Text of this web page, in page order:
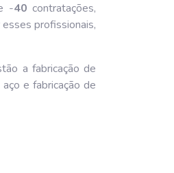
-40 contratações,
profissionais,
a fabricação de
e fabricação de